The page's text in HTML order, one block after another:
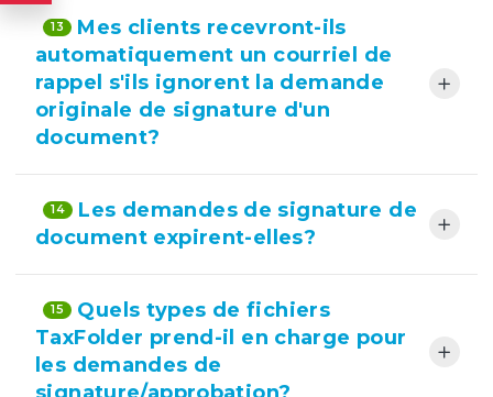
13
Mes clients recevront-ils
automatiquement un courriel de
rappel s'ils ignorent la demande
originale de signature d'un
document?
14
Les demandes de signature de
document expirent-elles?
15
Quels types de fichiers
TaxFolder prend-il en charge pour
les demandes de